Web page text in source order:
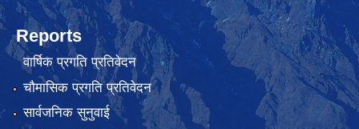
Reports
वार्षिक प्रगति प्रतिवेदन
चौमासिक प्रगति प्रतिवेदन
सार्वजनिक सुनुवाई